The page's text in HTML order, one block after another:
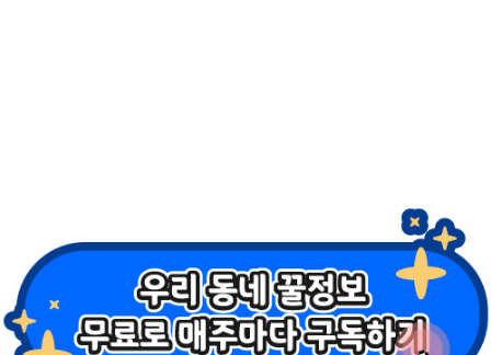
https://www.pohang.go.kr/bbs/pohang/104
/710162/artclView
작성일: 2023-06-23 ~